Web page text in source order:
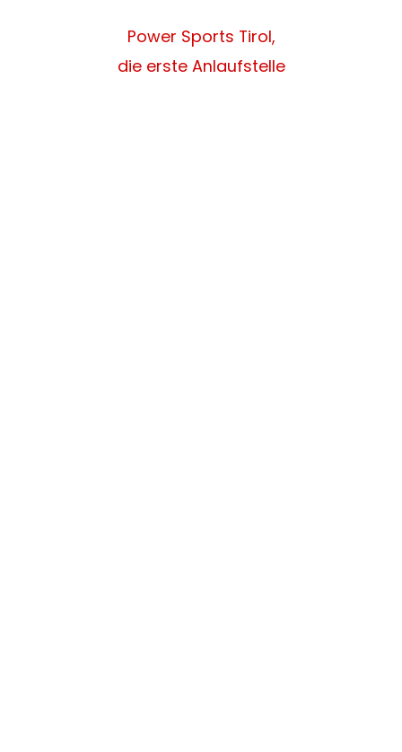
Power Sports Tirol,
die erste Anlaufstelle